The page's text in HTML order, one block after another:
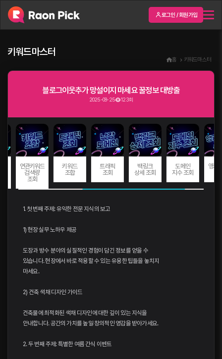
로그인 / 회원가입
키워드마스터
홈 키워드마스터
블로그이웃추가 망설이지 마세요 꿀정보 대방출
2025-08-25 123회
연관키워드
키워드
상세 조회
지수 조회
앵커텍스트
1. 첫 번째 주제: 유익한 전문 지식의 보고
1) 현장 실무 노하우 제공
도장과 방수 분야의 실질적인 경험이 담긴 정보를 얻을 수
있습니다. 현장에서 바로 적용할 수 있는 유용한 팁들을 놓치지
마세요.
2) 건축 색채 디자인 가이드
건축물에 최적화된 색채 디자인에 대한 깊이 있는 지식을
안내합니다. 공간의 가치를 높일 창의적인 영감을 받아가세요.
2. 두 번째 주제: 특별한 여름 간식 이벤트